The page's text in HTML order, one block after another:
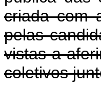
criada com
pelas
vistas a
coletivos